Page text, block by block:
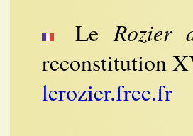
LeRozier
reconstitution
lerozier.free.fr